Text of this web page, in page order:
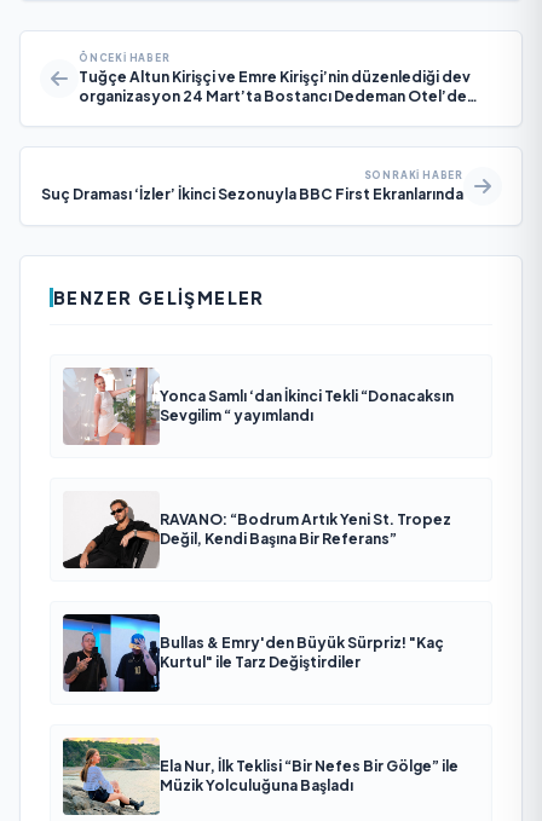
ÖNCEKI HABER
Tuğçe Altun Kirişçi ve Emre Kirişçi’nin düzenlediği dev
organizasyon 24 Mart’ta Bostancı Dedeman Otel’de
SONRAKI HABER
Suç Draması ‘İzler’ İkinci Sezonuyla BBC First Ekranlarında
BENZER GELIŞMELER
Yonca Samlı ‘dan İkinci Tekli “Donacaksın
Sevgilim “ yayımlandı
RAVANO: “Bodrum Artık Yeni St. Tropez
Değil, Kendi Başına Bir Referans”
Bullas & Emry'den Büyük Sürpriz! "Kaç
Kurtul" ile Tarz Değiştirdiler
Ela Nur, İlk Teklisi “Bir Nefes Bir Gölge” ile
Müzik Yolculuğuna Başladı